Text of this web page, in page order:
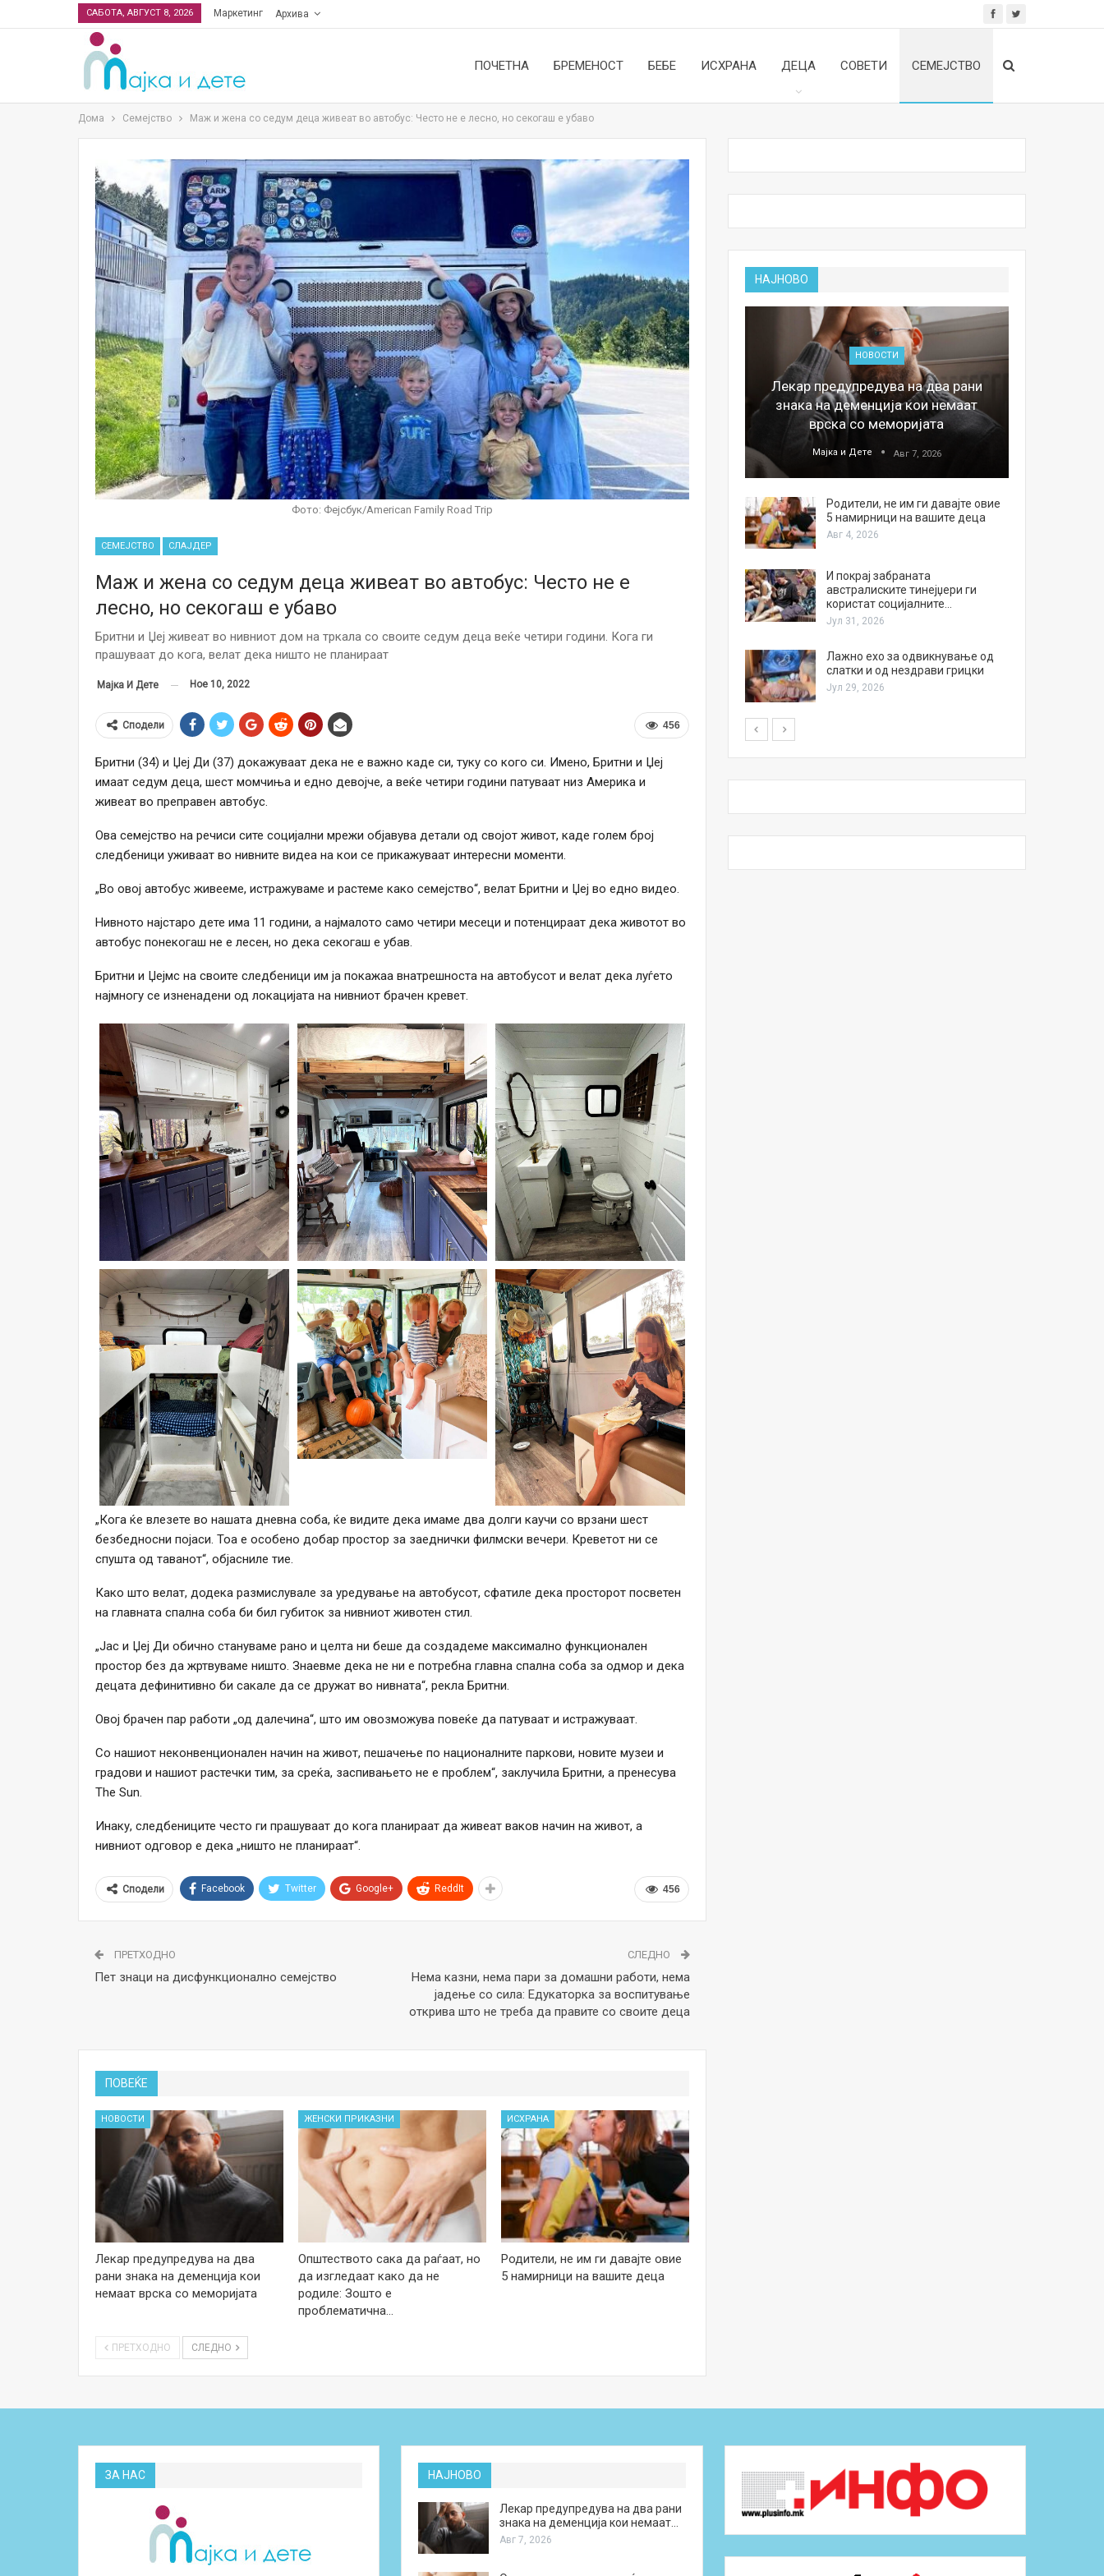
САБОТА, АВГУСТ 8, 2026 Маркетинг Архива
ПОЧЕТНА БРЕМЕНОСТ БЕБЕ ИСХРАНА ДЕЦА СОВЕТИ СЕМЕЈСТВО
Дома Семејство Маж и жена со седум деца живеат во автобус: Често не е лесно, но секогаш е убаво
Фото: Фејсбук/American Family Road Trip
СЕМЕЈСТВО СЛАЈДЕР
Маж и жена со седум деца живеат во автобус: Често не е
лесно, но секогаш е убаво
Бритни и Џеј живеат во нивниот дом на тркала со своите седум деца веќе четири години. Кога ги
прашуваат до кога, велат дека ништо не планираат
Мајка И Дете Ное 10, 2022
456
Сподели
Бритни (34) и Џеј Ди (37) докажуваат дека не е важно каде си, туку со кого си. Имено, Бритни и Џеј
имаат седум деца, шест момчиња и едно девојче, а веќе четири години патуваат низ Америка и
живеат во преправен автобус.
Ова семејство на речиси сите социјални мрежи објавува детали од својот живот, каде голем број
следбеници уживаат во нивните видеа на кои се прикажуваат интересни моменти.
„Во овој автобус живееме, истражуваме и растеме како семејство“, велат Бритни и Џеј во едно видео.
Нивното најстаро дете има 11 години, а најмалото само четири месеци и потенцираат дека животот во
автобус понекогаш не е лесен, но дека секогаш е убав.
Бритни и Џејмс на своите следбеници им ја покажаа внатрешноста на автобусот и велат дека луѓето
најмногу се изненадени од локацијата на нивниот брачен кревет.
„Кога ќе влезете во нашата дневна соба, ќе видите дека имаме два долги каучи со врзани шест
безбедносни појаси. Тоа е особено добар простор за заеднички филмски вечери. Креветот ни се
спушта од таванот“, објасниле тие.
Како што велат, додека размислувале за уредување на автобусот, сфатиле дека просторот посветен
на главната спална соба би бил губиток за нивниот животен стил.
„Јас и Џеј Ди обично стануваме рано и целта ни беше да создадеме максимално функционален
простор без да жртвуваме ништо. Знаевме дека не ни е потребна главна спална соба за одмор и дека
децата дефинитивно би сакале да се дружат во нивната“, рекла Бритни.
Овој брачен пар работи „од далечина“, што им овозможува повеќе да патуваат и истражуваат.
Со нашиот неконвенционален начин на живот, пешачење по националните паркови, новите музеи и
градови и нашиот растечки тим, за среќа, заспивањето не е проблем“, заклучила Бритни, а пренесува
The Sun.
Инаку, следбениците често ги прашуваат до кога планираат да живеат ваков начин на живот, а
нивниот одговор е дека „ништо не планираат“.
456
Сподели Facebook Twitter Google+ ReddIt
ПРЕТХОДНО
Пет знаци на дисфункционално семејство
СЛЕДНО
Нема казни, нема пари за домашни работи, нема
јадење со сила: Едукаторка за воспитување
открива што не треба да правите со своите деца
ПОВЕЌЕ
НОВОСТИ
Лекар предупредува на два
рани знака на деменција кои
немаат врска со меморијата
ЖЕНСКИ ПРИКАЗНИ
Општеството сака да раѓаат, но
да изгледаат како да не
родиле: Зошто е
проблематична…
ИСХРАНА
Родители, не им ги давајте овие
5 намирници на вашите деца
ПРЕТХОДНО СЛЕДНО
НАЈНОВО
НОВОСТИ
Финците вложија милион евра во
кал, за посилен имунитет на децата
Мајка и Дете Јул 24, 2026
Малолетниците ќе бидат офлајн
Нов тест од крвта би можел да го
НОВОСТИ
Лекар предупредува на два рани
знака на деменција кои немаат
врска со меморијата
Мајка и Дете Авг 7, 2026
Родители, не им ги давајте овие
5 намирници на вашите деца
Авг 4, 2026
И покрај забраната
австралиските тинејџери ги
користат социјалните…
Јул 31, 2026
Лажно ехо за одвикнување од
слатки и од нездрави грицки
Јул 29, 2026
ЗА НАС НАЈНОВО
Лекар предупредува на два рани
знака на деменција кои немаат…
Авг 7, 2026